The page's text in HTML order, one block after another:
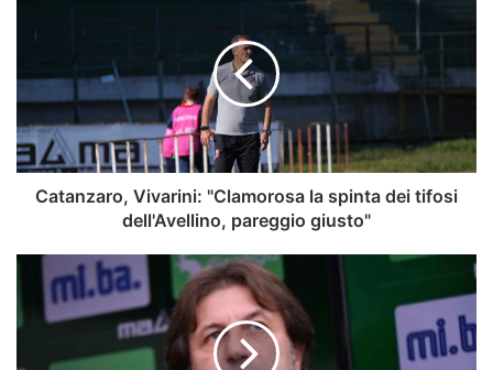
"Clamorosa
spinta
dei
tifosi
dell'Avellino,
pareggio
giusto"
Catanzaro, Vivarini: "Clamorosa la spinta dei tifosi
dell'Avellino, pareggio giusto"
Avellino,
Rastelli:
ragazzi